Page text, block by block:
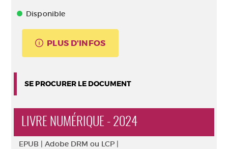
Disponible
PLUS D'INFOS
SE PROCURER LE DOCUMENT
LIVRE NUMÉRIQUE - 2024
EPUB | Adobe DRM ou LCP |